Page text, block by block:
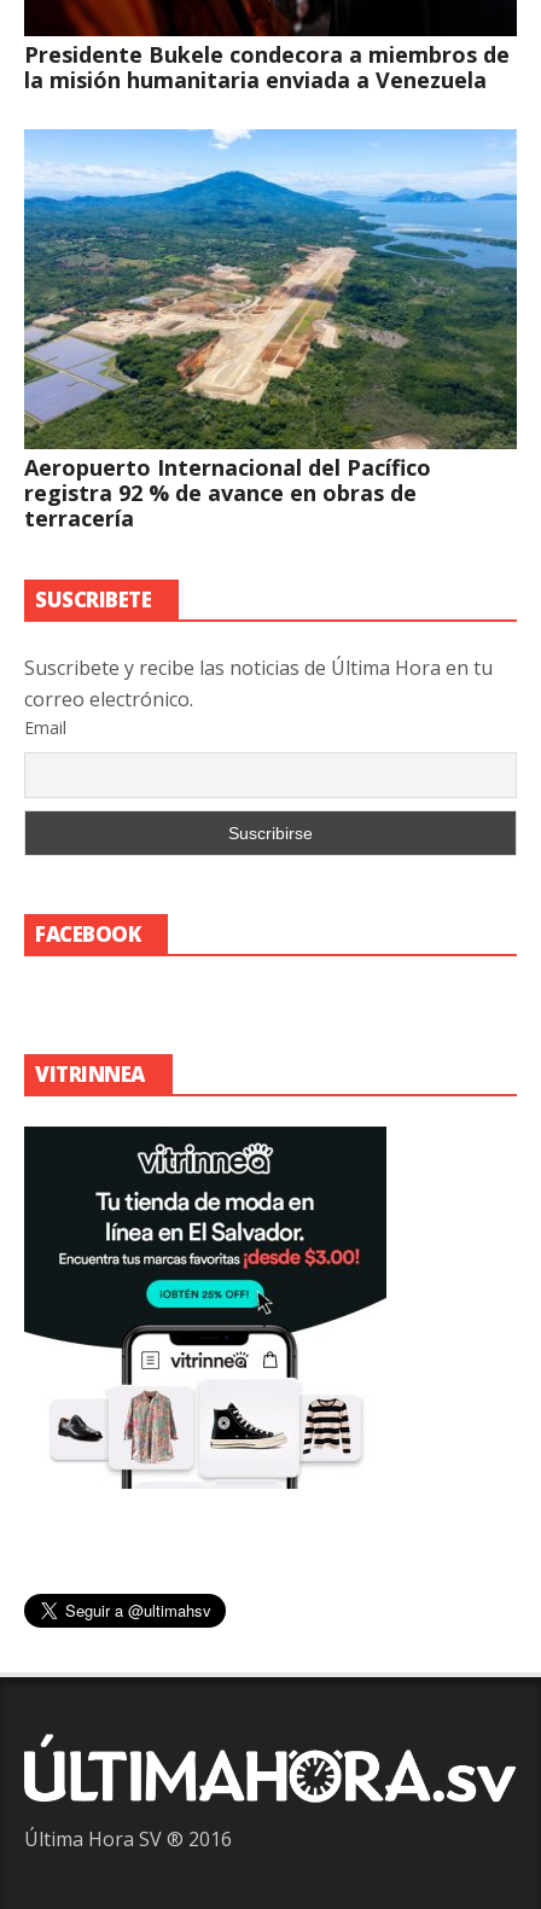
Presidente Bukele condecora a miembros de
la misión humanitaria enviada a Venezuela
Aeropuerto Internacional del Pacífico
registra 92 % de avance en obras de
terracería
SUSCRIBETE
Suscribete y recibe las noticias de Última Hora en tu
correo electrónico.
Email
FACEBOOK
VITRINNEA
Última Hora SV ® 2016